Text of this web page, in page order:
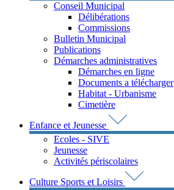
Conseil Municipal
Délibérations
Commissions
Bulletin Municipal
Publications
Démarches administratives
Démarches en ligne
Documents a télécharger
Habitat - Urbanisme
Cimetière
Enfance et Jeunesse
Ecoles - SIVE
Jeunesse
Activités périscolaires
Culture Sports et Loisirs